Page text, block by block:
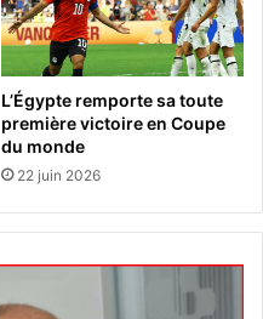
L’Égypte remporte sa toute
première victoire en Coupe
du monde
22 juin 2026